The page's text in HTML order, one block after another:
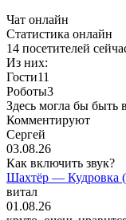
Чат онлайн
Cтатистика онлайн
14 посетителей
Из них:
Гости11
Роботы3
Здесь могла бы быть
Комментируют
Сергей
03.08.26
Как включить звук?
Шахтёр — Кудровка
витал
01.08.26